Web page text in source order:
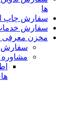
ها
سفارش چاپ
سفارش
مخزن معرفی
سفارش
مشاوره